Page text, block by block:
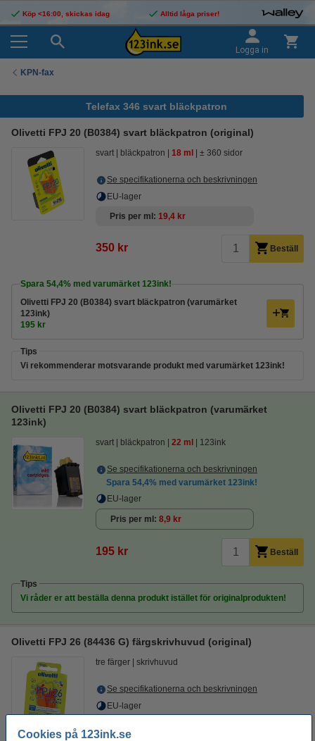
Cookies på 123ink.se
Köp <16:00, skickas idag Alltid låga priser!
Logga in
KPN-fax
Telefax 346 svart bläckpatron
Olivetti FPJ 20 (B0384) svart bläckpatron (original)
svart bläckpatron 18 ml ± 360 sidor
Se specifikationerna och beskrivningen
EU-lager
Pris per ml
19,4 kr
350 kr Beställ
Spara 54,4% med varumärket 123ink!
Olivetti FPJ 20 (B0384) svart bläckpatron (varumärket
123ink)
195 kr
Tips
Vi rekommenderar motsvarande produkt med varumärket 123ink!
Olivetti FPJ 20 (B0384) svart bläckpatron (varumärket
123ink)
svart bläckpatron 22 ml 123ink
Se specifikationerna och beskrivningen
Spara 54,4% med varumärket 123ink!
EU-lager
Pris per ml 8,9 kr
195 kr Beställ
Tips
Vi råder er att beställa denna produkt istället för originalprodukten!
Olivetti FPJ 26 (84436 G) färgskrivhuvud (original)
tre färger skrivhuvud
Se specifikationerna och beskrivningen
EU-lager
300 kr